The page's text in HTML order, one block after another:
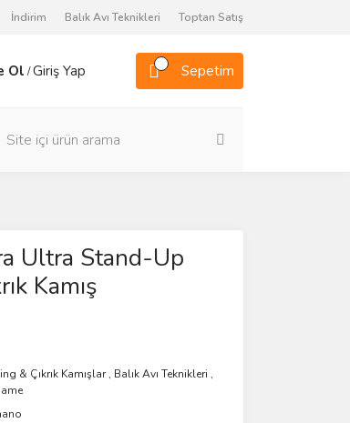
İndirim Balık Avı Teknikleri Toptan Satış
Ol /Giriş Yap Sepetim
Ultra Stand-Up
Kamış
& Çıkrık Kamışlar, Balık Avı Teknikleri ,